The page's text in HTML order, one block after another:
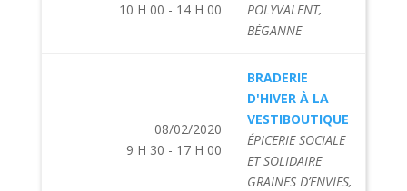
10 H 00 - 14 H 00
POLYVALENT,
BÉGANNE
08/02/2020
9 H 30 - 17 H 00
BRADERIE
D'HIVER À LA
VESTIBOUTIQUE
ÉPICERIE SOCIALE
ET SOLIDAIRE
GRAINES D’ENVIES,